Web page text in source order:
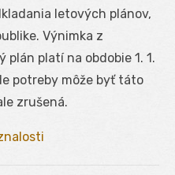
letových plánov,
Výnimka z
platí na obdobie 1. 1.
potreby môže byť táto
zrušená.